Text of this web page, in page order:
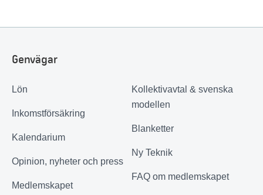
Genvägar
Lön
Inkomstförsäkring
Kalendarium
Opinion, nyheter och press
Medlemskapet
Kollektivavtal & svenska
modellen
Blanketter
Ny Teknik
FAQ om medlemskapet